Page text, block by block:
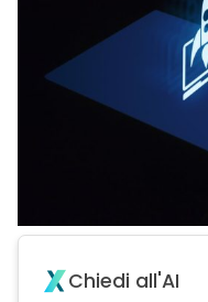
Chiedi all'AI